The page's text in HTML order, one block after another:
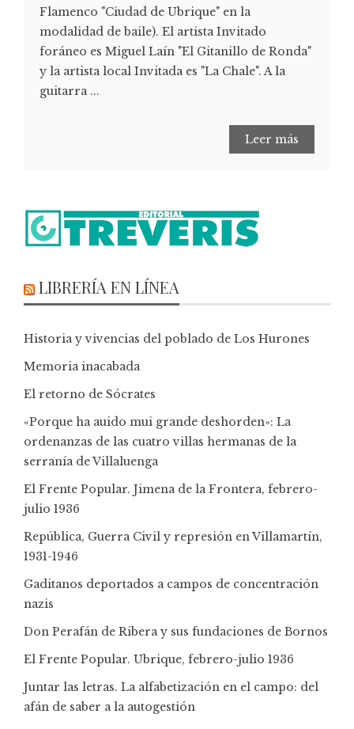
Flamenco "Ciudad de Ubrique" en la
modalidad de baile). El artista Invitado
foráneo es Miguel Laín "El Gitanillo de Ronda"
y la artista local Invitada es "La Chale". A la
guitarra ...
Leer más
LIBRERÍA EN LÍNEA
Historia y vivencias del poblado de Los Hurones
Memoria inacabada
El retorno de Sócrates
«Porque ha auido mui grande deshorden»: La
ordenanzas de las cuatro villas hermanas de la
serranía de Villaluenga
El Frente Popular. Jimena de la Frontera, febrero-
julio 1936
República, Guerra Civil y represión en Villamartín,
1931-1946
Gaditanos deportados a campos de concentración
nazis
Don Perafán de Ribera y sus fundaciones de Bornos
El Frente Popular. Ubrique, febrero-julio 1936
Juntar las letras. La alfabetización en el campo: del
afán de saber a la autogestión